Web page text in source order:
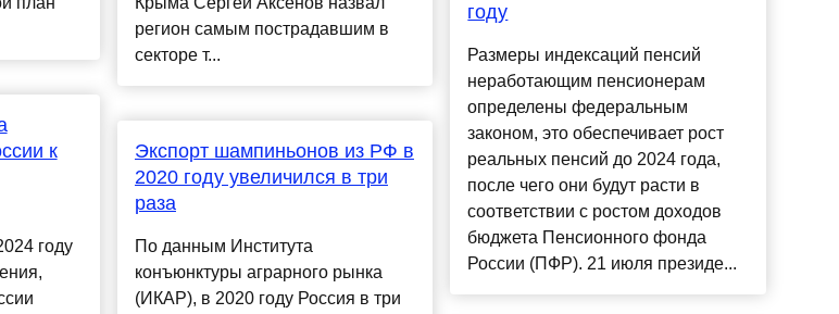
к
году
регион самым пострадавшим в
секторе т...
Экспорт шампиньонов из РФ в
2020 году увеличился в три
раза
По данным Института
конъюнктуры аграрного рынка
(ИКАР), в 2020 году Россия в три
году
Размеры индексаций пенсий
неработающим пенсионерам
определены федеральным
законом, это обеспечивает рост
реальных пенсий до 2024 года,
после чего они будут расти в
соответствии с ростом доходов
бюджета Пенсионного фонда
России (ПФР). 21 июля президе...